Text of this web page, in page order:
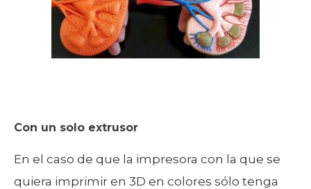
Con un solo extrusor
En el caso de que la impresora con la que se
quiera imprimir en 3D en colores sólo tenga